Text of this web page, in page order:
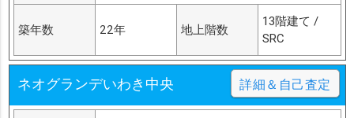
築年数 22年 地上階数
13階建て /
SRC
ネオグランデいわき中央 詳細＆自己査定